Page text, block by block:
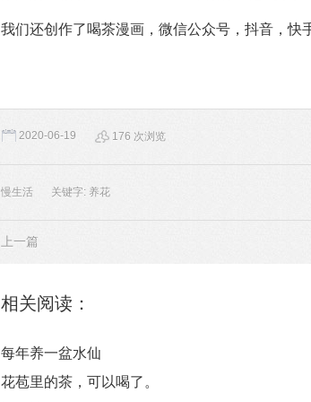
我们还创作了喝茶漫画，微信公众号，抖音，快
2020-06-19 176 次浏览
慢生活 关键字: 养花
上一篇
相关阅读：
每年养一盆水仙
花苞里的茶，可以喝了。